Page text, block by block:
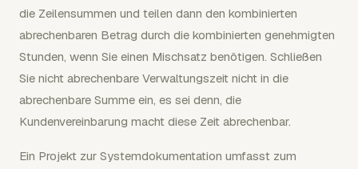
die Zeilensummen und teilen dann den kombinierten
abrechenbaren Betrag durch die kombinierten genehmigten
Stunden, wenn Sie einen Mischsatz benötigen. Schließen
Sie nicht abrechenbare Verwaltungszeit nicht in die
abrechenbare Summe ein, es sei denn, die
Kundenvereinbarung macht diese Zeit abrechenbar.
Ein Projekt zur Systemdokumentation umfasst zum